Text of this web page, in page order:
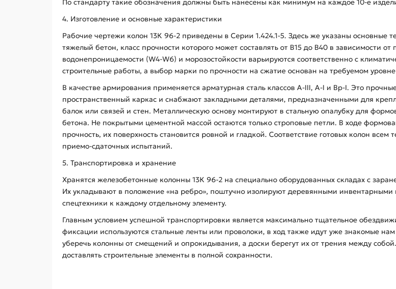
По стандарту такие обозначения должны быть нанесены как минимум на каждое 10-е
4. Изготовление и основные характеристики
Рабочие чертежи колон 13К 96-2 приведены в Серии 1.424.1-5. Здесь же указаны основные
тяжелый бетон, класс прочности которого может составлять от В15 до В40 в зависимости
водонепроницаемости (W4-W6) и морозостойкости варьируются соответственно с
строительные работы, а выбор марки по прочности на сжатие основан на требуемом
В качестве армирования применяется арматурная сталь классов А-ІІІ, А-І и Вр-І. Это
пространственный каркас и снабжают закладными деталями, предназначенными для
балок или связей и стен. Металлическую основу монтируют в стальную опалубку для
бетона. Не покрытыми цементной массой остаются только строповые петли. В ходе
прочность, их поверхность становится ровной и гладкой. Соответствие готовых колон
приемо-сдаточных испытаний.
5. Транспортировка и хранение
Хранятся железобетонные колонны 13К 96-2 на специально оборудованных складах с
Их укладывают в положение «на ребро», поштучно изолируют деревянными
спецтехники к каждому отдельному элементу.
Главным условием успешной транспортировки является максимально тщательное
фиксации используются стальные ленты или проволоки, в ход также идут уже знакомые
уберечь колонны от смещений и опрокидывания, а доски берегут их от трения между
доставлять строительные элементы в полной сохранности.